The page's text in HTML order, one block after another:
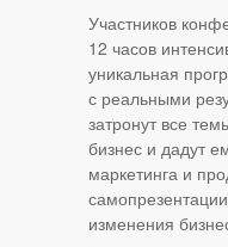
Участников
12 часов
уникальная
с реальными
затронут все
бизнес и дадут
маркетинга и
изменения